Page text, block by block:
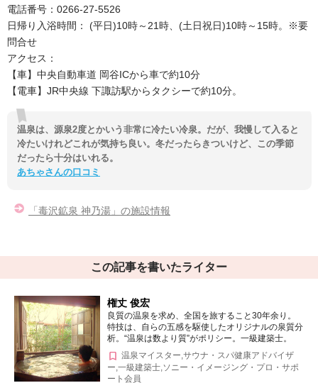
電話番号：0266-27-5526
日帰り入浴時間： (平日)10時～21時、(土日祝日)10時～15時。※要
問合せ
アクセス：
【車】中央自動車道 岡谷ICから車で約10分
【電車】JR中央線 下諏訪駅からタクシーで約10分。
温泉は、源泉2度とかいう非常に冷たい冷泉。だが、我慢して入ると
冷たいけれどこれが気持ち良い。冬だったらきついけど、この季節
だったら十分はいれる。
あちゃさんの口コミ
「毒沢鉱泉 神乃湯」の施設情報
この記事を書いたライター
権丈 俊宏
良質の温泉を求め、全国を旅すること30年余り。
特技は、自らの五感を駆使したオリジナルの泉質分
析。“温泉は数より質”がポリシー。一級建築士。
温泉マイスター,サウナ・スパ健康アドバイザ
ー,一級建築士,ソニー・イメージング・プロ・サポ
ート会員